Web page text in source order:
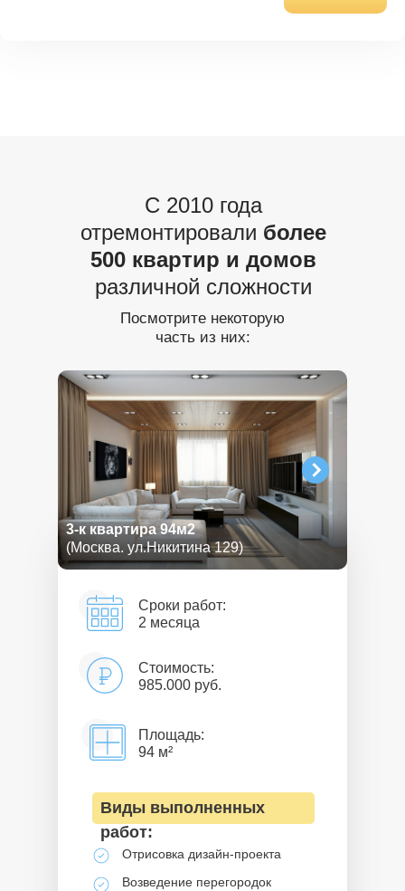
С 2010 года
отремонтировали более
500 квартир и домов
различной сложности
3-к квартира 94м2
(Москва. ул.Никитина 129)
Отрисовка дизайн-проекта
Виды выполненных
работ:
Возведение перегородок
Сроки работ:
2 месяца
Стоимость:
985.000 руб.
Площадь:
94 м²
Посмотрите некоторую
часть из них: